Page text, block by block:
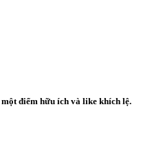
một điểm hữu ích và like khích lệ.